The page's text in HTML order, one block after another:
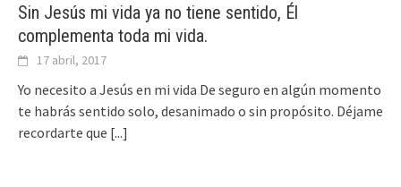
Sin Jesús mi vida ya no tiene sentido, Él
complementa toda mi vida.
17 abril, 2017
Yo necesito a Jesús en mi vida De seguro en algún momento
te habrás sentido solo, desanimado o sin propósito. Déjame
recordarte que [...]